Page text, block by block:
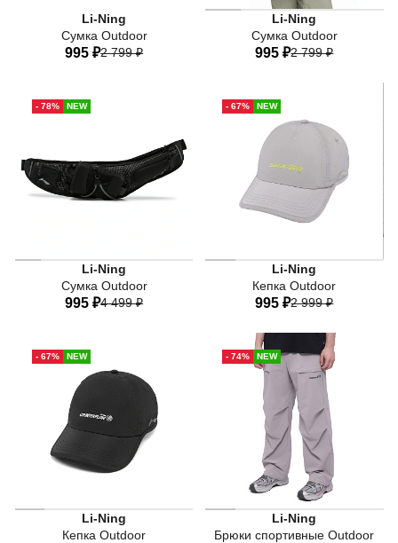
Li-Ning
Сумка Outdoor
995 ₽2 799 ₽
One-size
Li-Ning
Сумка Outdoor
995 ₽2 799 ₽
One-size
- 78% NEW
Li-Ning
Сумка Outdoor
995 ₽4 499 ₽
One-size
- 67% NEW
Li-Ning
Кепка Outdoor
995 ₽2 999 ₽
One-size
- 67% NEW
Li-Ning
Кепка Outdoor
- 74% NEW
Li-Ning
Брюки спортивные Outdoor